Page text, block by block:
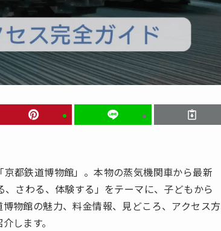
都鉄道博物館」。本物の蒸気機関車から最新
さわる、体験する」をテーマに、子どもから
物館の魅力、料金情報、見どころ、アクセス方
します。